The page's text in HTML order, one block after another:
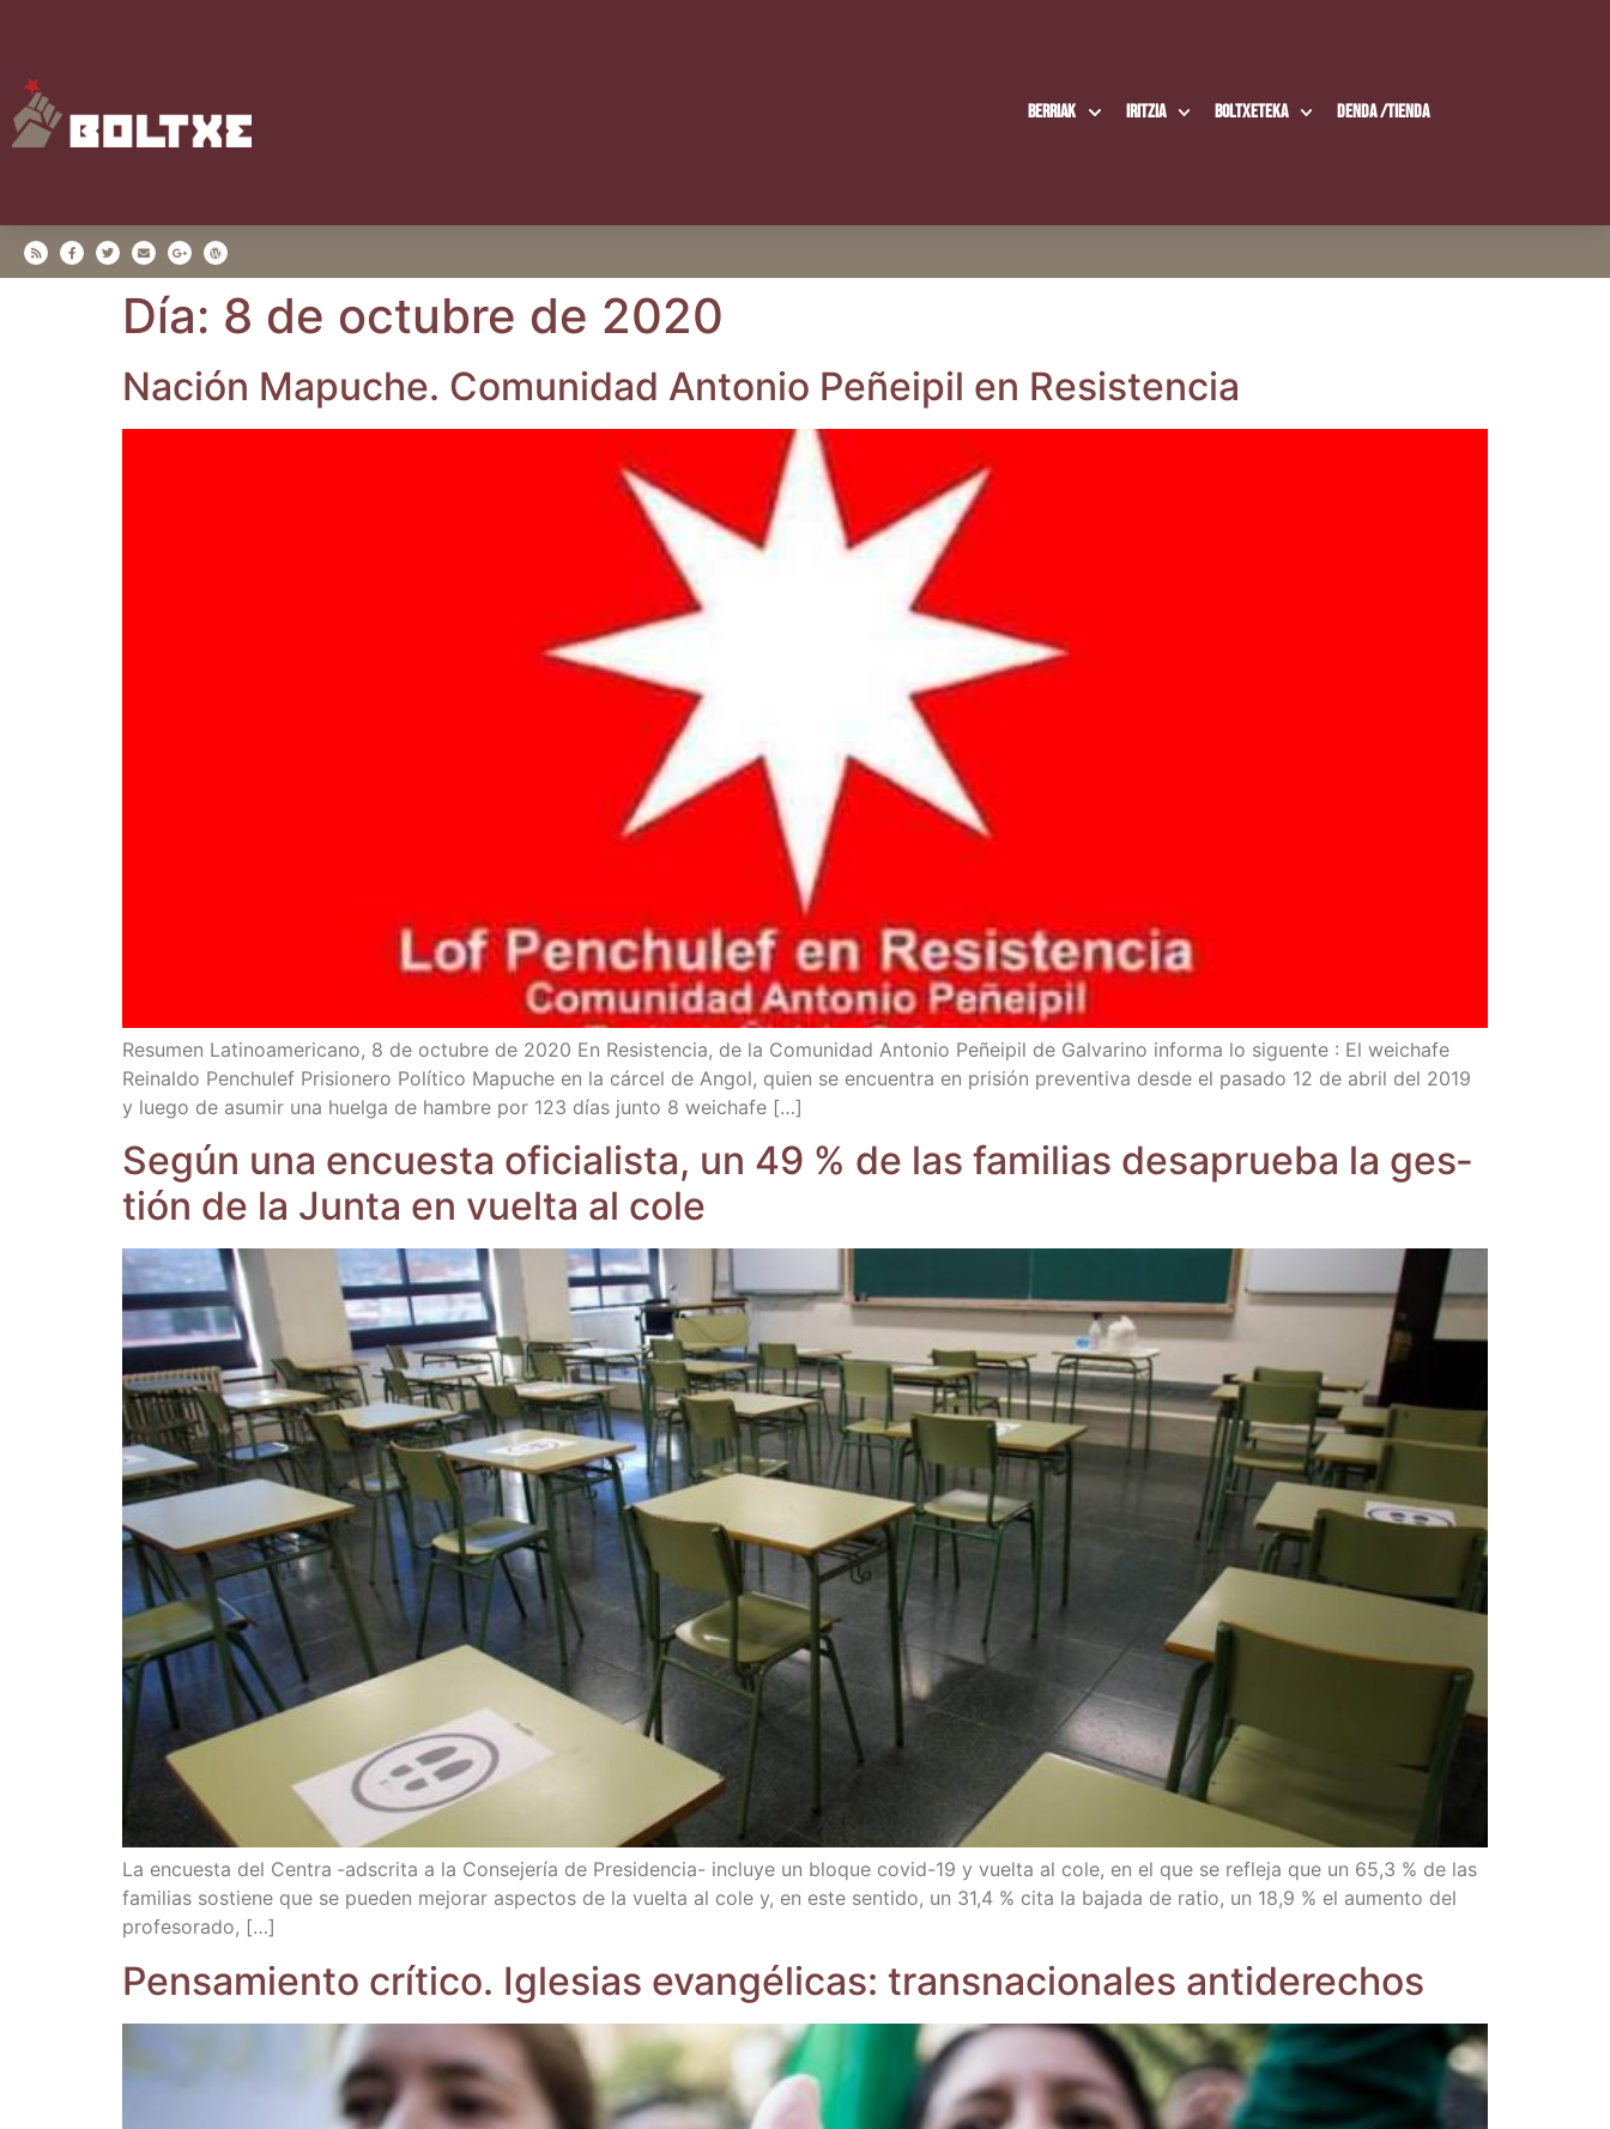
Berriak Iritzia Boltxe­te­ka Den­da /​Tien­da
Día: 8 de octubre de 2020
Nación Mapu­che. Comu­ni­dad Anto­nio Peñei­pil en Resistencia
Resu­men Lati­no­ame­ri­cano, 8 de octu­bre de 2020 En Resis­ten­cia, de la Comu­ni­dad Anto­nio Peñei­pil de Gal­va­rino infor­ma lo siguen­te : El wei­cha­fe
Rei­nal­do Pen­chu­lef Pri­sio­ne­ro Polí­ti­co Mapu­che en la cár­cel de Angol, quien se encuen­tra en pri­sión pre­ven­ti­va des­de el pasa­do 12 de abril del 2019
y lue­go de asu­mir una huel­ga de ham­bre por 123 días jun­to 8 weichafe […]
Según una encues­ta ofi­cia­lis­ta, un 49 % de las fami­lias des­aprue­ba la ges­
tión de la Jun­ta en vuel­ta al cole
La encues­ta del Cen­tra ‑ads­cri­ta a la Con­se­je­ría de Pre­­si­­de­n­­cia- inclu­ye un blo­que covid-19 y vuel­ta al cole, en el que se refle­ja que un 65,3 % de las
fami­lias sos­tie­ne que se pue­den mejo­rar aspec­tos de la vuel­ta al cole y, en este sen­ti­do, un 31,4 % cita la baja­da de ratio, un 18,9 % el aumen­to del
profesorado, […]
Pen­sa­mien­to crí­ti­co. Igle­sias evan­gé­li­cas: trans­na­cio­na­les antiderechos